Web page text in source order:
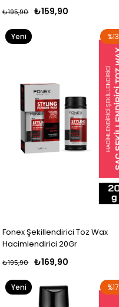
₺159,90
₺195,90
Fonex Şekillendirici Toz Wax
Hacimlendirici 20Gr
₺169,90
₺195,90
%13
Yeni
%17
Yeni